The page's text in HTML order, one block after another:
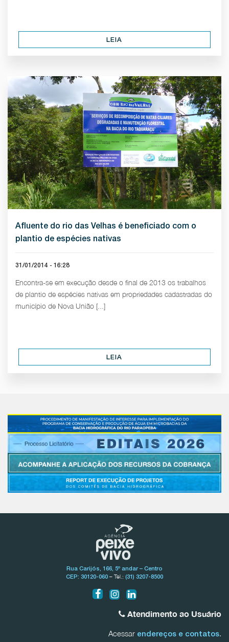
LEIA
Afluente do rio das Velhas é beneficiado com o
plantio de espécies nativas
31/01/2014 - 16:28
Encontra-se em execução desde o final de 2013 os trabalhos
de plantio de espécies nativas em propriedades cadastradas do
município de Nova União [...]
LEIA
Rua Carijós, 166, 5º andar – Centro
CEP: 30120-060 – Tel.: (31) 3207-8500
Atendimento ao Usuário
Acessar endereços e contatos.